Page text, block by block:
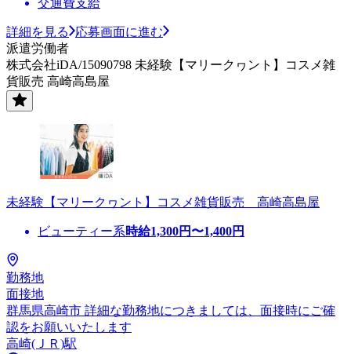
詳細を見る
応募画面に進む
派遣労働者
株式会社iDA/15090798 未経験【マリークヮント】コスメ雑
貨販売 高崎高島屋
未経験【マリークヮント】コスメ雑貨販売 高崎高島屋
ビューティー系時給1,300円〜1,400円
勤務地
面接地
群馬県高崎市 詳細な勤務地につきましては、面接時にご確
認をお願いいたします
高崎(ＪＲ)駅